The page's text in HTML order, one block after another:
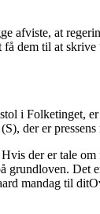
afviste, at
dem til at skrive
i Folketinget,
der er pressens
der er tale
Det
mandag til